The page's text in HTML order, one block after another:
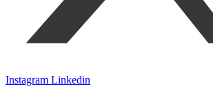
Instagram Linkedin